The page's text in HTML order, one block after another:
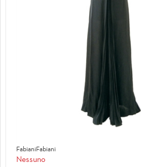
FabianiFabiani
Nessuno